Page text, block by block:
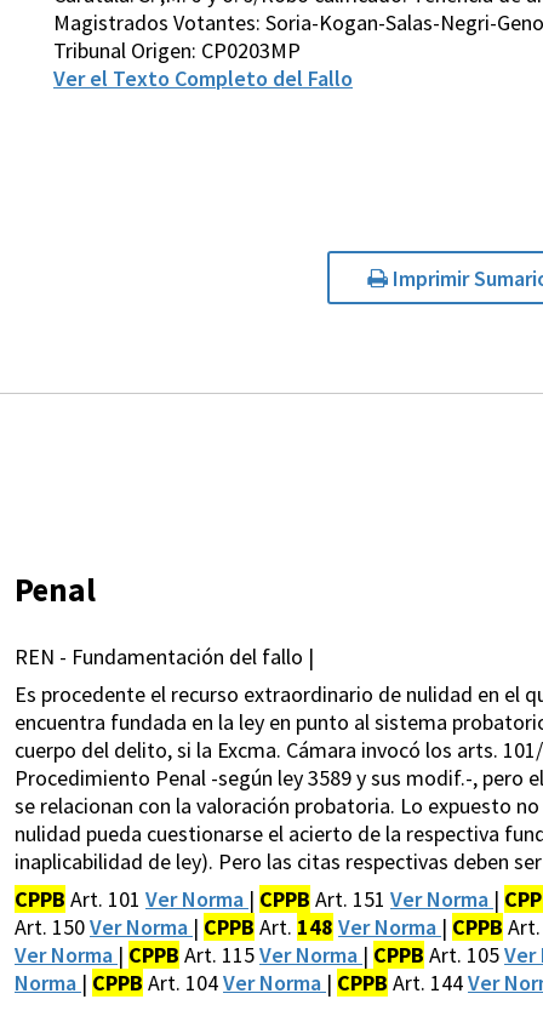
Magistrados Votantes: Soria-Kogan-Salas-Negri-
Tribunal Origen: CP0203MP
Ver el Texto Completo del Fallo
Imprimir
Penal
REN - Fundamentación del fallo |
Es procedente el recurso extraordinario de nulidad en el
encuentra fundada en la ley en punto al sistema
cuerpo del delito, si la Excma. Cámara invocó los arts.
Procedimiento Penal -según ley 3589 y sus modif.-, pero
se relacionan con la valoración probatoria. Lo expuesto
nulidad pueda cuestionarse el acierto de la respectiva
inaplicabilidad de ley). Pero las citas respectivas deben
CPPB Art. 101 Ver Norma | CPPB Art. 151 Ver Norma |
Art. 150Ver Norma | CPPB Art. 148 Ver Norma | CPPB
Ver Norma | CPPB Art. 115Ver Norma | CPPB Art. 105Ver
Norma | CPPB Art. 104Ver Norma | CPPB Art. 144Ver